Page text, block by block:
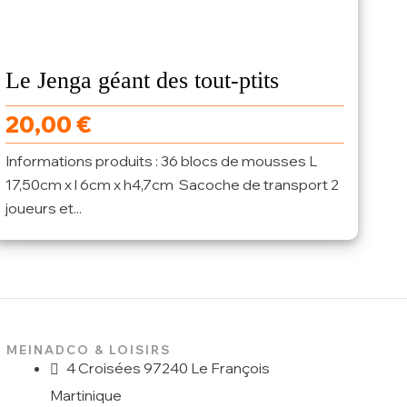
Le Jenga géant des tout-ptits
20,00€
Informations produits : 36 blocs de mousses L
17,50cm x l 6cm x h4,7cm Sacoche de transport 2
joueurs et...
MEINADCO & LOISIRS
4 Croisées 97240 Le François
Martinique